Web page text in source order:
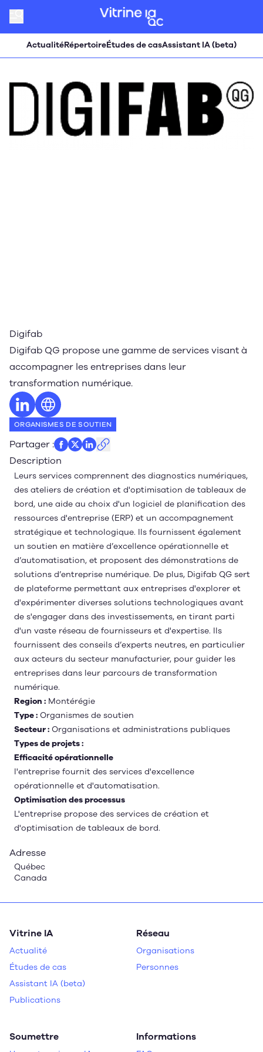
ActualitéRépertoireÉtudes de casAssistant IA (beta)
Digifab
Digifab QG propose une gamme de services visant à
accompagner les entreprises dans leur
transformation numérique.
Profil LinkedIn
Site web
ORGANISMES DE SOUTIEN
Partager :
Description
Leurs services comprennent des diagnostics numériques,
des ateliers de création et d'optimisation de tableaux de
bord, une aide au choix d'un logiciel de planification des
ressources d'entreprise (ERP) et un accompagnement
stratégique et technologique. Ils fournissent également
un soutien en matière d’excellence opérationnelle et
d’automatisation, et proposent des démonstrations de
solutions d’entreprise numérique. De plus, Digifab QG sert
de plateforme permettant aux entreprises d'explorer et
d'expérimenter diverses solutions technologiques avant
de s'engager dans des investissements, en tirant parti
d'un vaste réseau de fournisseurs et d'expertise. Ils
fournissent des conseils d’experts neutres, en particulier
aux acteurs du secteur manufacturier, pour guider les
entreprises dans leur parcours de transformation
numérique.
Region : Montérégie
Type : Organismes de soutien
Secteur : Organisations et administrations publiques
Types de projets :
Efficacité opérationnelle
l'entreprise fournit des services d'excellence
opérationnelle et d'automatisation.
Optimisation des processus
L'entreprise propose des services de création et
d'optimisation de tableaux de bord.
Adresse
Québec
Canada
Vitrine IA
Actualité
Études de cas
Assistant IA (beta)
Publications
Réseau
Organisations
Personnes
Soumettre Informations